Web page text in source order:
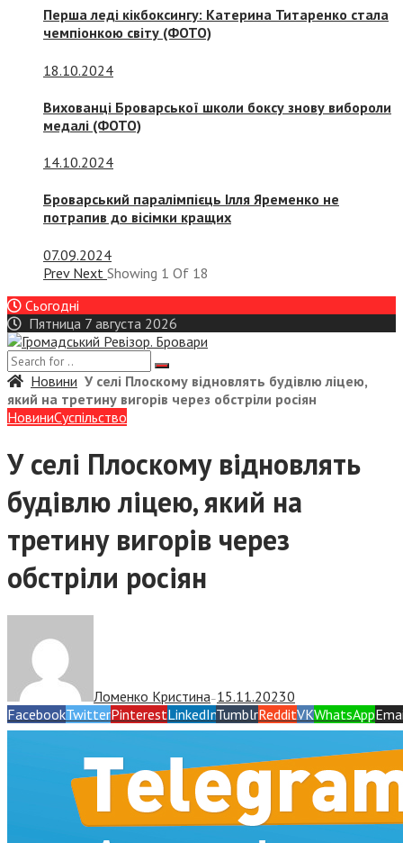
Перша леді кікбоксингу: Катерина Титаренко стала
чемпіонкою світу (ФОТО)
18.10.2024
Вихованці Броварської школи боксу знову вибороли
медалі (ФОТО)
14.10.2024
Броварський паралімпієць Ілля Яременко не
потрапив до вісімки кращих
07.09.2024
Prev Next Showing 1 Of 18
Сьогодні
Пятница 7 августа 2026
Новини У селі Плоскому відновлять будівлю ліцею,
який на третину вигорів через обстріли росіян
НовиниСуспiльство
У селі Плоскому відновлять
будівлю ліцею, який на
третину вигорів через
обстріли росіян
Ломенко Кристина— 15.11.20230
FacebookTwitterPinterestLinkedInTumblrRedditVKWhatsApp